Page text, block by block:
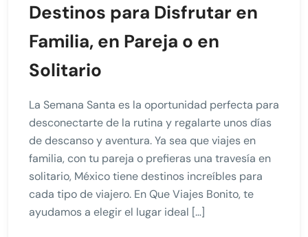
Destinos para Disfrutar en
Familia, en Pareja o en
Solitario
La Semana Santa es la oportunidad perfecta para
desconectarte de la rutina y regalarte unos días
de descanso y aventura. Ya sea que viajes en
familia, con tu pareja o prefieras una travesía en
solitario, México tiene destinos increíbles para
cada tipo de viajero. En Que Viajes Bonito, te
ayudamos a elegir el lugar ideal […]